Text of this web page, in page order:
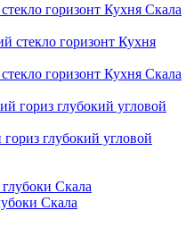
горизонт Кухня Скала
горизонт Кухня Скала
глубокий угловой
Скала